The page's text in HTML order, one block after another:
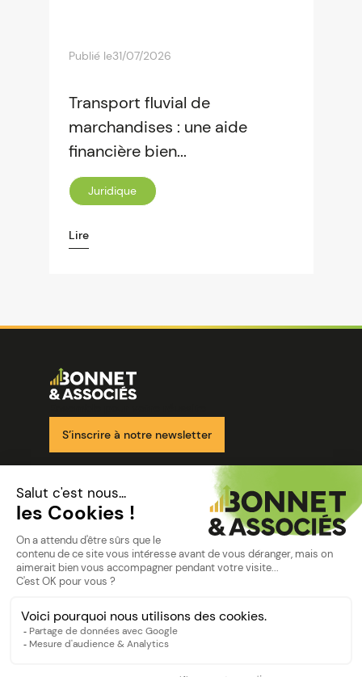
Publié le31/07/2026
Transport fluvial de
marchandises : une aide
financière bien...
Juridique
Lire
Image
S’inscrire à notre newsletter
Nos solutions
Nos cabinets
Mon espace client
Politique de confidentialité
©Bonnet2023